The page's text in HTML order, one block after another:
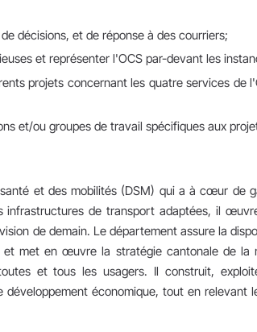
décisions, et de réponse à des courriers;
et représenter l'OCS par-devant les
projets concernant les quatre services de
et/ou groupes de travail spécifiques aux
et des mobilités (DSM) qui a à cœur de
infrastructures de transport adaptées, il
de demain. Le département assure la
met en œuvre la stratégie cantonale de la
et tous les usagers. Il construit,
développement économique, tout en relevant